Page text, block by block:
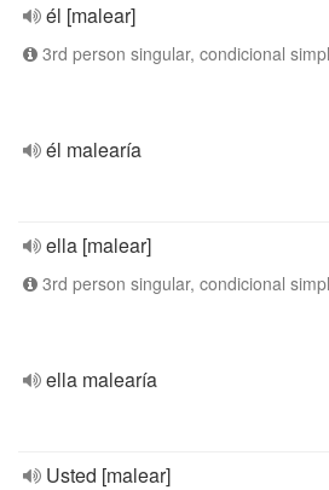
él [malear]
3rd person singular, condicional
él malearía
ella [malear]
3rd person singular, condicional
ella malearía
Usted [malear]